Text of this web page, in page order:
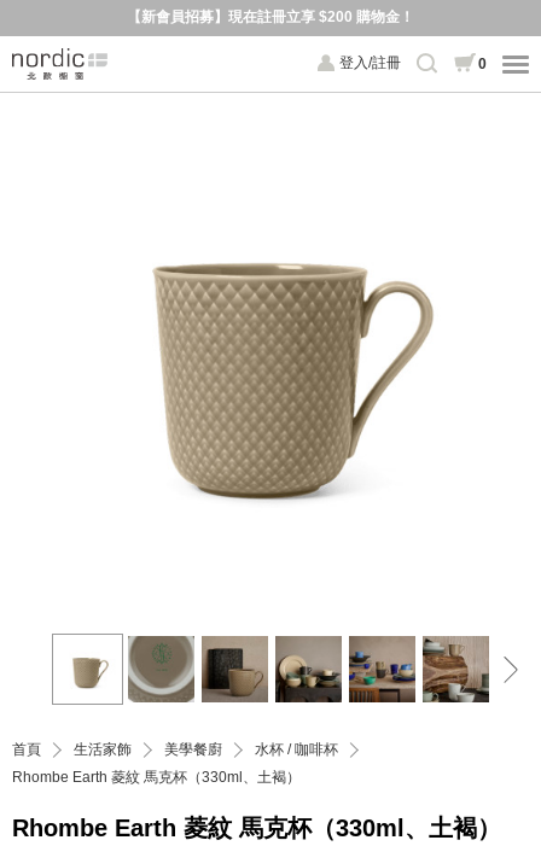
【新會員招募】現在註冊立享 $200 購物金！
登入/註冊 0
首頁 生活家飾 美學餐廚
水杯 / 咖啡杯
Rhombe Earth 菱紋 馬克杯（330ml、土褐）
Rhombe Earth 菱紋 馬克杯（330ml、土褐）